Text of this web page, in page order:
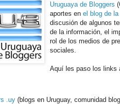
Uruguaya de Bloggers
aportes en el blog de la
discusión de algunos
de la información, el
rol de los medios de
sociales.
Aquí les paso los links
.uy (blogs en Uruguay, comunidad